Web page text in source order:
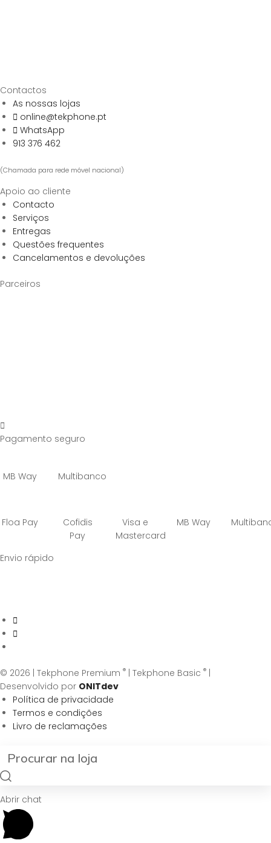
Contactos
As nossas lojas
online@tekphone.pt
WhatsApp
913 376 462
(Chamada para rede móvel nacional)
Apoio ao cliente
Contacto
Serviços
Entregas
Questões frequentes
Cancelamentos e devoluções
Parceiros
Pagamento seguro
MB Way Multibanco
Floa Pay
Cofidis
Pay
Visa e
Mastercard
MB Way
Envio rápido
© 2026 | Tekphone Premium ® | Tekphone Basic ®
Desenvolvido por ONITdev
Política de privacidade
Termos e condições
Livro de reclamações
Abrir chat